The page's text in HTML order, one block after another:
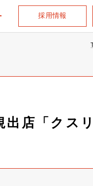
採用情報
出店「クス